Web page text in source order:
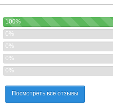
100%
0%
0%
0%
0%
Посмотреть все отзывы